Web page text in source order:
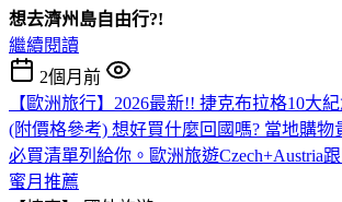
想去濟州島自由行?!
繼續閱讀
2個月前
【歐洲旅行】2026最新!! 捷克布拉格10大
(附價格參考) 想好買什麼回國嗎? 當地購物
必買清單列給你。歐洲旅遊Czech+Austria
蜜月推薦